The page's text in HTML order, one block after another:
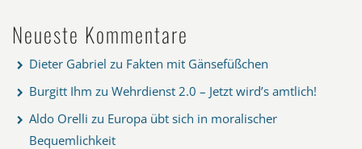
Neueste Kommentare
Dieter Gabriel zu Fakten mit Gänsefüßchen
Burgitt Ihm zu Wehrdienst 2.0 – Jetzt wird’s amtlich!
Aldo Orelli zu Europa übt sich in moralischer
Bequemlichkeit